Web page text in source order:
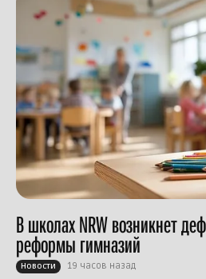
В школах NRW возникнет
реформы гимназий
Новости 19 часов назад